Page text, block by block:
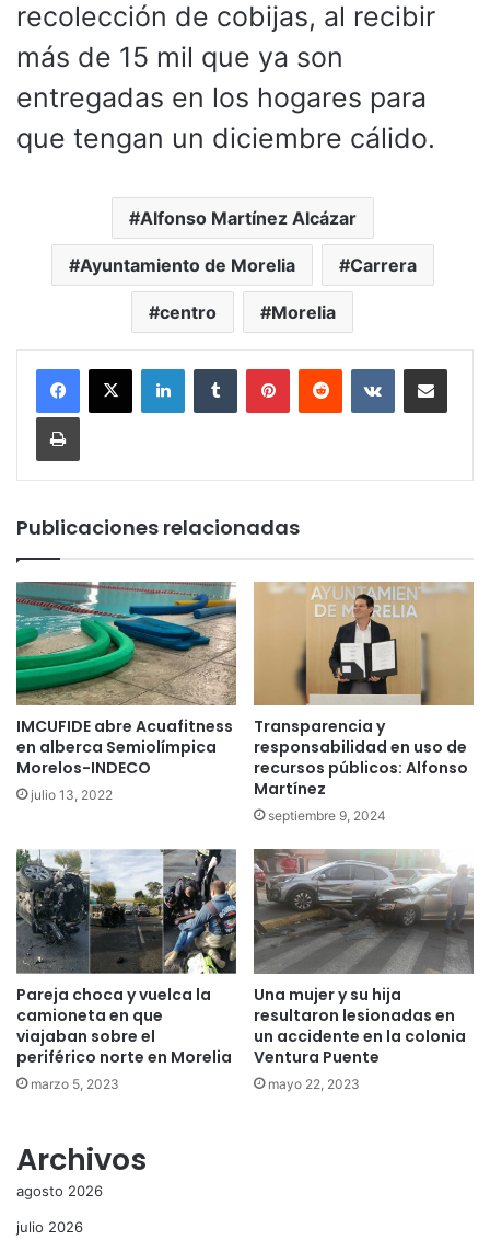
recolección de cobijas, al recibir
más de 15 mil que ya son
entregadas en los hogares para
que tengan un diciembre cálido.
Alfonso Martínez Alcázar
Ayuntamiento de Morelia Carrera
centro Morelia
LinkedInTumblr PinterestReddit VKontakteCompartir por
Imprimir
Publicaciones relacionadas
IMCUFIDE abre Acuafitness
en alberca Semiolímpica
Morelos-INDECO
julio 13, 2022
Transparencia y
responsabilidad en uso de
recursos públicos: Alfonso
Martínez
septiembre 9, 2024
Pareja choca y vuelca la
camioneta en que
viajaban sobre el
periférico norte en Morelia
marzo 5, 2023
Una mujer y su hija
resultaron lesionadas en
un accidente en la colonia
Ventura Puente
mayo 22, 2023
Archivos
agosto 2026
julio 2026